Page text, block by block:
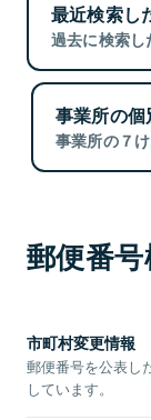
最近検索し
過去に検索し
事業所の個
事業所の７
郵便番
市町村変更情報
郵便番号を公表し
しています。